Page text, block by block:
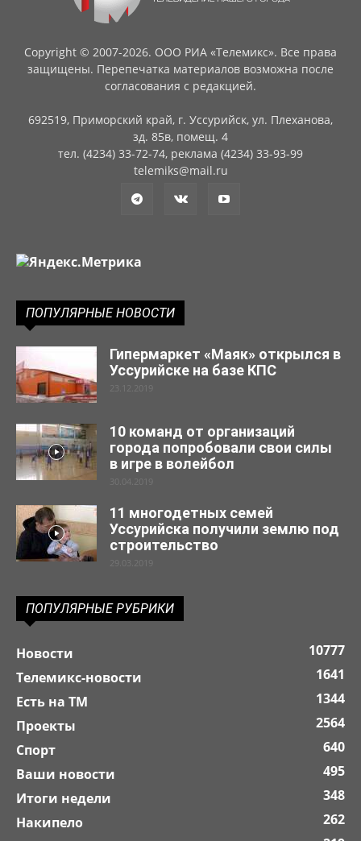
Copyright © 2007-2026. ООО РИА «Телемикс». Все права
защищены. Перепечатка материалов возможна после
согласования с редакцией.
692519, Приморский край, г. Уссурийск, ул. Плеханова,
зд. 85в, помещ. 4
тел. (4234) 33-72-74, реклама (4234) 33-93-99
telemiks@mail.ru
ПОПУЛЯРНЫЕ НОВОСТИ
Гипермаркет «Маяк» открылся в
Уссурийске на базе КПС
23.12.2019
10 команд от организаций
города попробовали свои силы
в игре в волейбол
30.04.2019
11 многодетных семей
Уссурийска получили землю под
строительство
29.03.2019
ПОПУЛЯРНЫЕ РУБРИКИ
Новости
10777
Телемикс-новости
1641
Есть на ТМ
1344
Проекты
2564
Спорт
640
Ваши новости
495
Итоги недели
348
Накипело
262